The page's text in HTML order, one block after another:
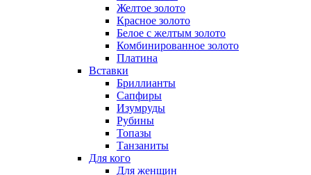
Желтое золото
Красное золото
Белое с желтым золото
Комбинированное золото
Платина
Вставки
Бриллианты
Сапфиры
Изумруды
Рубины
Топазы
Танзаниты
Для кого
Для женщин